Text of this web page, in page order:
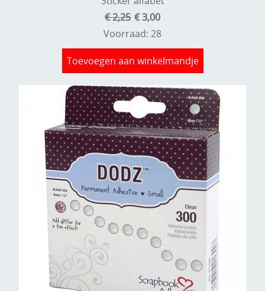
€ 2,25 € 3,00
Voorraad: 28
Toevoegen aan winkelmandje